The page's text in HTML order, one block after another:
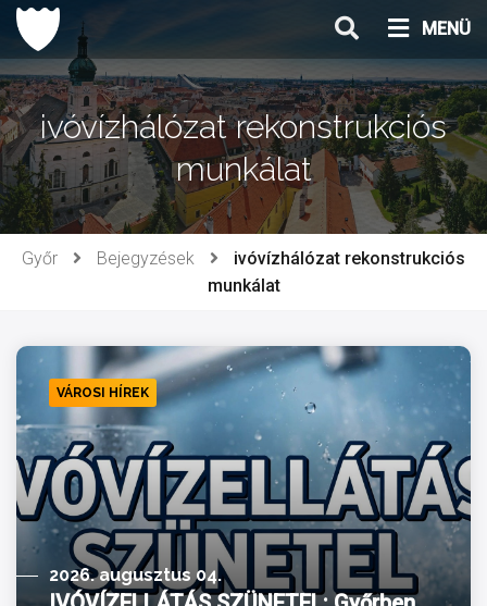
Ugrás
tartalomhoz
MENÜ
ivóvízhálózat rekonstrukciós
munkálat
Győr Bejegyzések
ivóvízhálózat rekonstrukciós
munkálat
VÁROSI HÍREK
2026. augusztus 04.